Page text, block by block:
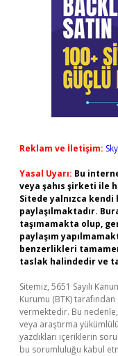
Reklam ve İletişim:
Yasal Uyarı: Bu
veya şahıs şirketi ile
Sitede yalnızca kendi
paylaşılmaktadır.
taşımamakta olup,
paylaşım
benzerlikleri
taslak halindedir ve
Sitemiz, 5651 Sayılı
Kurumu (BTK)
vermektedir. Bu
veya araştırma
yazdıkları içeriklerin
bu sorumluluğu kabul